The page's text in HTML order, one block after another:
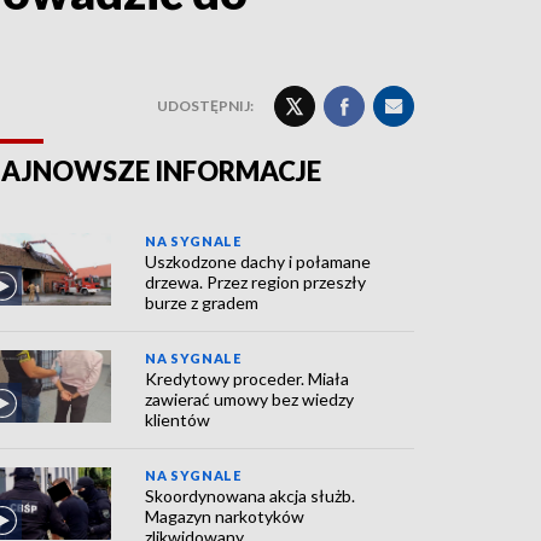
UDOSTĘPNIJ:
INFORMACJE
NA SYGNALE
Uszkodzone dachy i połamane
drzewa. Przez region przeszły
burze z gradem
NA SYGNALE
Kredytowy proceder. Miała
zawierać umowy bez wiedzy
klientów
NA SYGNALE
Skoordynowana akcja służb.
Magazyn narkotyków
zlikwidowany